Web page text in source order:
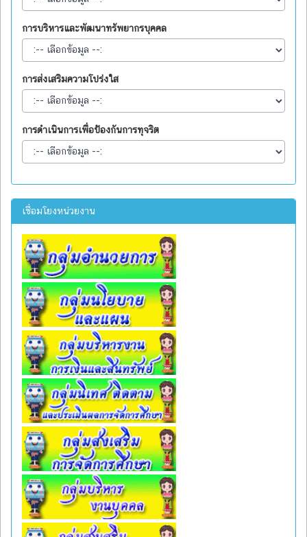
การบริหารและพัฒนาทรัพยากรบุคคล
การส่งเสริมความโปร่งใส
การดำเนินการเพื่อป้องกันการทุจริต
เชื่อมโยงหน่วยงาน